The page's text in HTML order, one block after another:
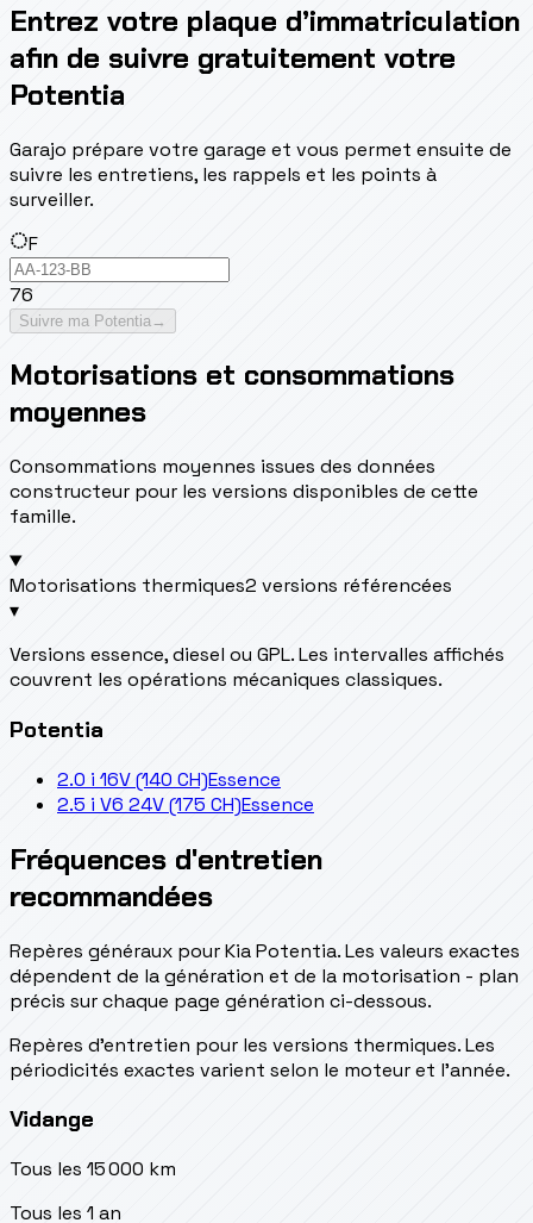
Entrez votre plaque d’immatriculation
afin de suivre gratuitement votre
Potentia
Garajo prépare votre garage et vous permet ensuite de
suivre les entretiens, les rappels et les points à
surveiller.
F
76
Suivre ma Potentia →
Motorisations et consommations
moyennes
Consommations moyennes issues des données
constructeur pour les versions disponibles de cette
famille.
Motorisations thermiques2 versions référencées
▾
Versions essence, diesel ou GPL. Les intervalles affichés
couvrent les opérations mécaniques classiques.
Potentia
2.0 i 16V (140 CH)Essence
2.5 i V6 24V (175 CH)Essence
Fréquences d'entretien
recommandées
Repères généraux pour Kia Potentia. Les valeurs exactes
dépendent de la génération et de la motorisation - plan
précis sur chaque page génération ci-dessous.
Repères d’entretien pour les versions thermiques. Les
périodicités exactes varient selon le moteur et l’année.
Vidange
Tous les 15 000 km
Tous les 1 an